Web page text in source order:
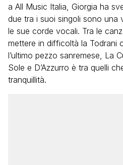
a All Music Italia, Giorgia ha
due tra i suoi singoli sono una
le sue corde vocali. Tra le
mettere in difficoltà la Todrani
l’ultimo pezzo sanremese, La
Sole e D’Azzurro è tra quelli
tranquillità.